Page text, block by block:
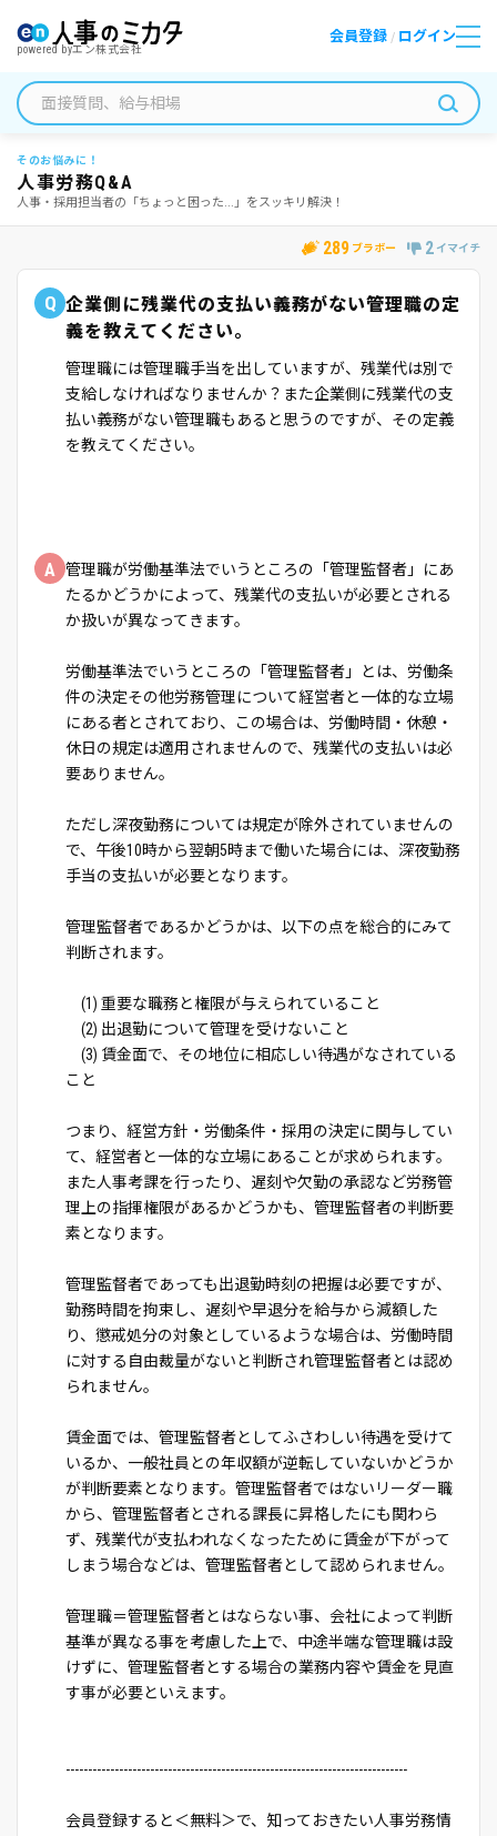
powered byエン株式会社
会員登録 / ログイン
そのお悩みに！
人事労務Q&A
人事・採用担当者の「ちょっと困った...」をスッキリ解決！
289 ブラボー 2 イマイチ
Q 企業側に残業代の支払い義務がない管理職の定
義を教えてください。
管理職には管理職手当を出していますが、残業代は別で
支給しなければなりませんか？また企業側に残業代の支
払い義務がない管理職もあると思うのですが、その定義
を教えてください。
A
管理職が労働基準法でいうところの「管理監督者」にあ
たるかどうかによって、残業代の支払いが必要とされる
か扱いが異なってきます。
労働基準法でいうところの「管理監督者」とは、労働条
件の決定その他労務管理について経営者と一体的な立場
にある者とされており、この場合は、労働時間・休憩・
休日の規定は適用されませんので、残業代の支払いは必
要ありません。
ただし深夜勤務については規定が除外されていませんの
で、午後10時から翌朝5時まで働いた場合には、深夜勤務
手当の支払いが必要となります。
管理監督者であるかどうかは、以下の点を総合的にみて
判断されます。
(1) 重要な職務と権限が与えられていること
(2) 出退勤について管理を受けないこと
(3) 賃金面で、その地位に相応しい待遇がなされている
こと
つまり、経営方針・労働条件・採用の決定に関与してい
て、経営者と一体的な立場にあることが求められます。
また人事考課を行ったり、遅刻や欠勤の承認など労務管
理上の指揮権限があるかどうかも、管理監督者の判断要
素となります。
管理監督者であっても出退勤時刻の把握は必要ですが、
勤務時間を拘束し、遅刻や早退分を給与から減額した
り、懲戒処分の対象としているような場合は、労働時間
に対する自由裁量がないと判断され管理監督者とは認め
られません。
賃金面では、管理監督者としてふさわしい待遇を受けて
いるか、一般社員との年収額が逆転していないかどうか
が判断要素となります。管理監督者ではないリーダー職
から、管理監督者とされる課長に昇格したにも関わら
ず、残業代が支払われなくなったために賃金が下がって
しまう場合などは、管理監督者として認められません。
管理職＝管理監督者とはならない事、会社によって判断
基準が異なる事を考慮した上で、中途半端な管理職は設
けずに、管理監督者とする場合の業務内容や賃金を見直
す事が必要といえます。
-----------------------------------------------------------------------------
会員登録すると＜無料＞で、知っておきたい人事労務情